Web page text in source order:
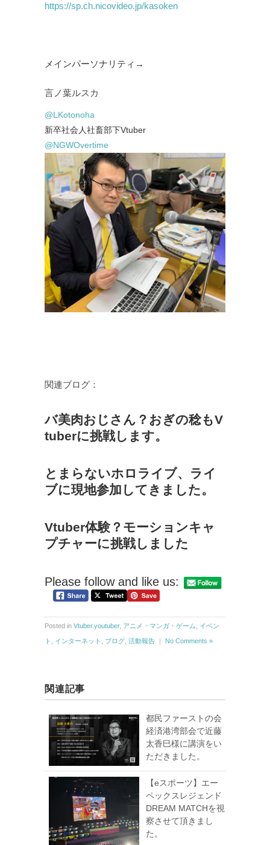
https://sp.ch.nicovideo.jp/kasoken
メインパーソナリティ→
言ノ葉ルスカ
@LKotonoha
新卒社会人社畜部下Vtuber
@NGWOvertime
関連ブログ：
バ美肉おじさん？おぎの稔もV
tuberに挑戦します。
とまらないホロライブ、ライ
ブに現地参加してきました。
Vtuber体験？モーションキャ
プチャーに挑戦しました
Please follow and like us:
Posted in Vtuber.youtuber, アニメ・マンガ・ゲーム イベン
ト インターネット ブログ 活動報告 ｜ No Comments »
関連記事
都民ファーストの会
経済港湾部会で近藤
太香巳様に講演をい
ただきました。
【eスポーツ】エー
ペックスレジェンド
DREAM MATCHを視
察させて頂きまし
た。